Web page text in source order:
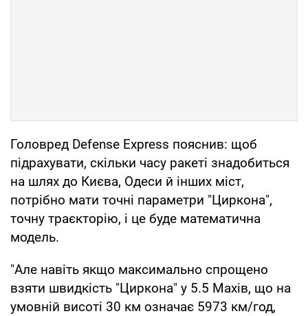
Головред Defense Express пояснив: щоб
підрахувати, скільки часу ракеті знадобиться
на шлях до Києва, Одеси й інших міст,
потрібно мати точні параметри "Циркона",
точну траєкторію, і це буде математична
модель.
"Але навіть якщо максимально спрощено
взяти швидкість "Циркона" у 5.5 Махів, що на
умовній висоті 30 км означає 5973 км/год,